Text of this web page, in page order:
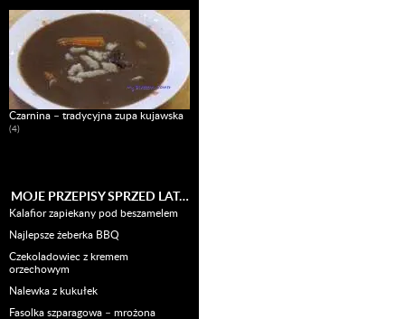
Czarnina – tradycyjna zupa kujawska
(4)
MOJE PRZEPISY SPRZED LAT…
Kalafior zapiekany pod beszamelem
Najlepsze żeberka BBQ
Czekoladowiec z kremem
orzechowym
Nalewka z kukułek
Fasolka szparagowa – mrożona